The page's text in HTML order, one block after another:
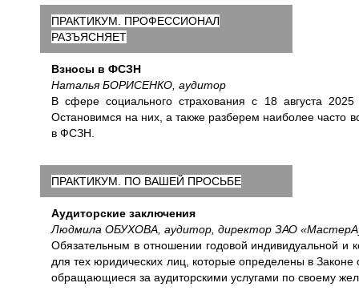
ПРАКТИКУМ. ПРОФЕССИОНАЛ
РАЗЪЯСНЯЕТ
Взносы в ФСЗН
Наталья БОРИСЕНКО, аудитор
В сфере социального страхования с 18 августа
Остановимся на них, а также разберем наиболее часто
в ФСЗН.
ПРАКТИКУМ. ПО ВАШЕЙ ПРОСЬБЕ
Аудиторские заключения
Людмила ОБУХОВА, аудитор, директор ЗАО
Обязательным в отношении годовой индивидуальной и
для тех юридических лиц, которые определены в
обращающиеся за аудиторскими услугами по своему